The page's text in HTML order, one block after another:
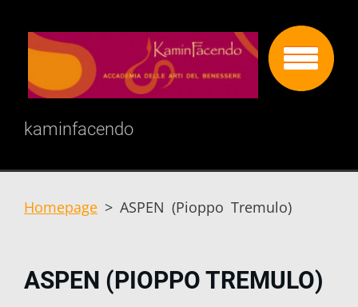
kaminfacendo
Homepage > ASPEN (Pioppo Tremulo)
ASPEN (PIOPPO TREMULO)